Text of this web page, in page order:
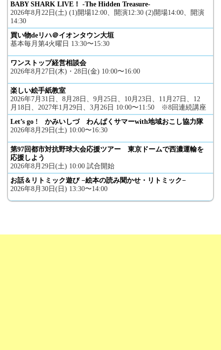
BABY SHARK LIVE！ -The Hidden Treasure-
2026年8月22日(土) (1)開場12:00、開演12:30 (2)開場14:00、開演
14:30
買い物deリハ＠イオンタウン大垣
基本毎月第4火曜日 13:30〜15:30
ワンストップ経営相談会
2026年8月27日(木)・28日(金) 10:00〜16:00
楽しい絵手紙教室
2026年7月31日、8月28日、9月25日、10月23日、11月27日、12
月18日、2027年1月29日、3月26日 10:00〜11:50 ※8回連続講座
Let’s go ! かみいしづ わんぱくサマーwith地域おこし協力隊
2026年8月29日(土) 10:00〜16:30
第97回都市対抗野球大会応援ツアー 東京ドームで西濃運輸を
応援しよう
2026年8月29日(土) 10:00 試合開始
お話＆リトミック遊び −絵本の読み聞かせ・リトミック−
2026年8月30日(日) 13:30〜14:00